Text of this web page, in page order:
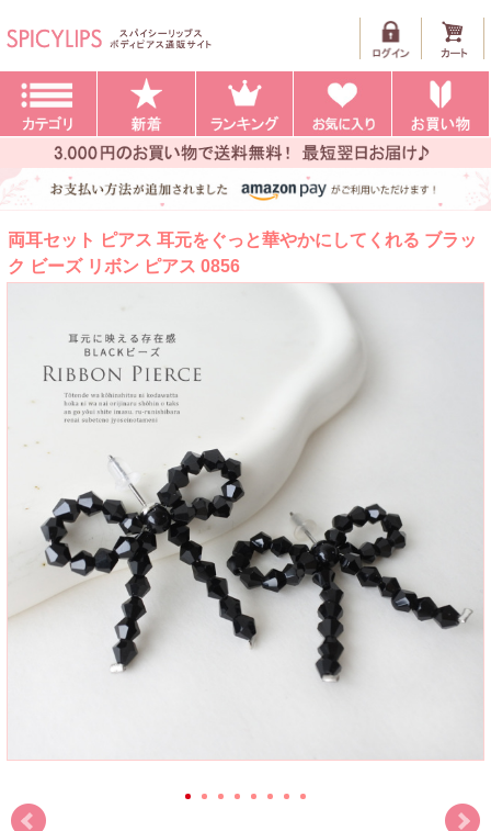
両耳セット ピアス 耳元をぐっと華やかにしてくれる ブラッ
ク ビーズ リボン ピアス 0856